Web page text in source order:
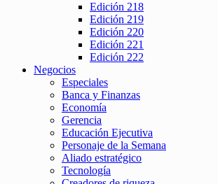
Edición 218
Edición 219
Edición 220
Edición 221
Edición 222
Negocios
Especiales
Banca y Finanzas
Economía
Gerencia
Educación Ejecutiva
Personaje de la Semana
Aliado estratégico
Tecnología